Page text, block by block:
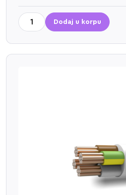
Dodaj u korpu